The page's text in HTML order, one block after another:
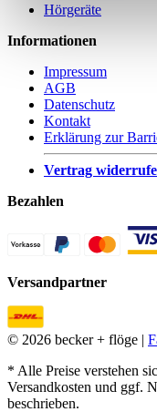
Hörgeräte
Informationen
Impressum
AGB
Datenschutz
Kontakt
Erklärung zur
Vertrag
Bezahlen
Versandpartner
© 2026 becker + flöge |
* Alle Preise verstehen
Versandkosten und ggf.
beschrieben.